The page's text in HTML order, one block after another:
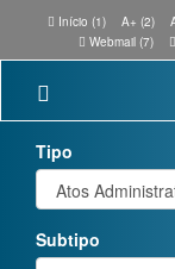
Início (1) A+ (2)
Webmail (7)
Tipo
Subtipo